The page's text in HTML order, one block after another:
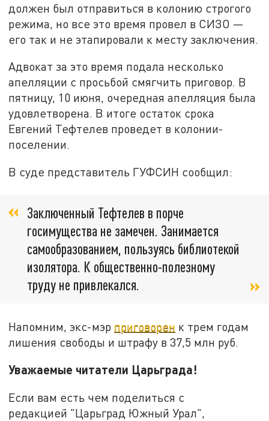
должен был отправиться в колонию строгого
режима, но все это время провел в СИЗО —
его так и не этапировали к месту заключения.
Адвокат за это время подала несколько
апелляции с просьбой смягчить приговор. В
пятницу, 10 июня, очередная апелляция была
удовлетворена. В итоге остаток срока
Евгений Тефтелев проведет в колонии-
поселении.
В суде представитель ГУФСИН сообщил:
Заключенный Тефтелев в порче
госимущества не замечен. Занимается
самообразованием, пользуясь библиотекой
изолятора. К общественно-полезному
труду не привлекался.
Напомним, экс-мэр приговорен к трем годам
лишения свободы и штрафу в 37,5 млн руб.
Уважаемые читатели Царьграда!
Если вам есть чем поделиться с
редакцией "Царьград Южный Урал",